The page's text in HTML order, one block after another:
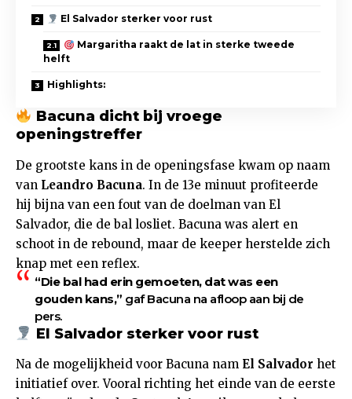
El Salvador sterker voor rust
Margaritha raakt de lat in sterke tweede
helft
Highlights:
Bacuna dicht bij vroege
openingstreffer
De grootste kans in de openingsfase kwam op naam
van Leandro Bacuna. In de 13e minuut profiteerde
hij bijna van een fout van de doelman van El
Salvador, die de bal losliet. Bacuna was alert en
schoot in de rebound, maar de keeper herstelde zich
knap met een reflex.
“Die bal had erin gemoeten, dat was een
gouden kans,” gaf Bacuna na afloop aan bij de
pers.
El Salvador sterker voor rust
Na de mogelijkheid voor Bacuna nam El Salvador het
initiatief over. Vooral richting het einde van de eerste